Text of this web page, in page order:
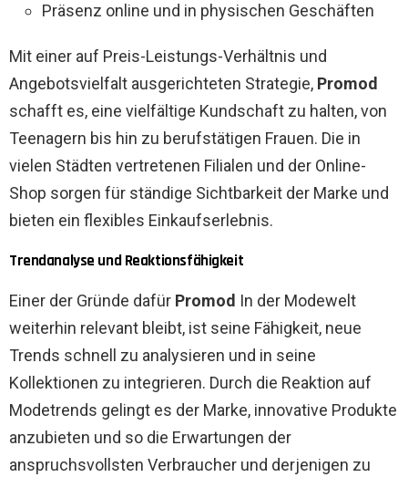
Präsenz online und in physischen Geschäften
Mit einer auf Preis-Leistungs-Verhältnis und
Angebotsvielfalt ausgerichteten Strategie, Promod
schafft es, eine vielfältige Kundschaft zu halten, von
Teenagern bis hin zu berufstätigen Frauen. Die in
vielen Städten vertretenen Filialen und der Online-
Shop sorgen für ständige Sichtbarkeit der Marke und
bieten ein flexibles Einkaufserlebnis.
Trendanalyse und Reaktionsfähigkeit
Einer der Gründe dafür Promod In der Modewelt
weiterhin relevant bleibt, ist seine Fähigkeit, neue
Trends schnell zu analysieren und in seine
Kollektionen zu integrieren. Durch die Reaktion auf
Modetrends gelingt es der Marke, innovative Produkte
anzubieten und so die Erwartungen der
anspruchsvollsten Verbraucher und derjenigen zu